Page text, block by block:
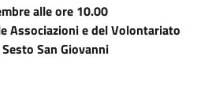
alle ore 10.00
Associazioni e del Volontariato
San Giovanni